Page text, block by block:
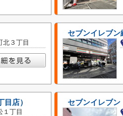
北３丁目
セブンイレブン
店）
１丁目
セブンイレブ